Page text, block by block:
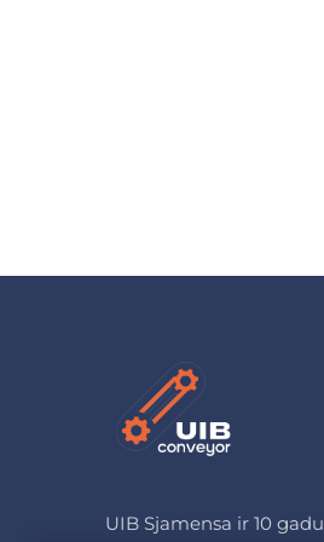
UIB Sjamensa ir 10